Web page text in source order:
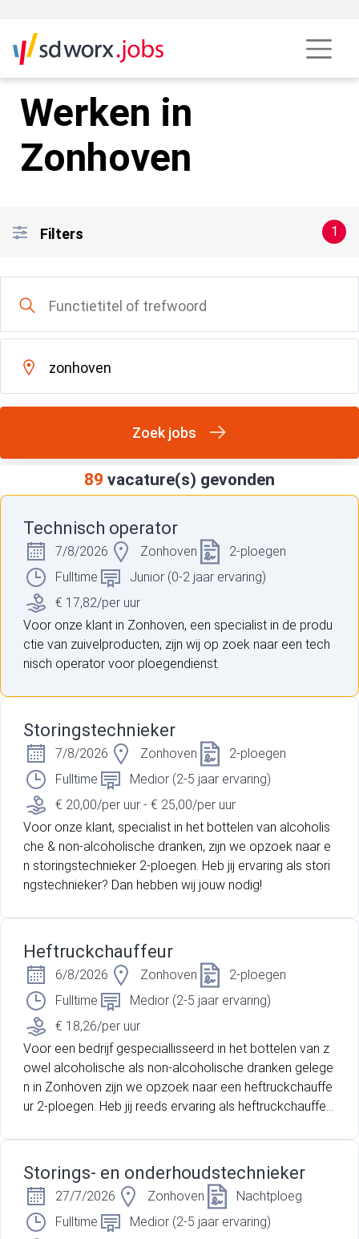
Werken in
Zonhoven
Filters 1
Zoek jobs
89 vacature(s) gevonden
Technisch operator
7/8/2026 Zonhoven
2-ploegen
Fulltime
Junior (0-2 jaar ervaring)
€ 17,82/per uur
Voor onze klant in Zonhoven, een specialist in de produ
ctie van zuivelproducten, zijn wij op zoek naar een tech
nisch operator voor ploegendienst.
Storingstechnieker
7/8/2026 Zonhoven
2-ploegen
Fulltime
Medior (2-5 jaar ervaring)
€ 20,00/per uur - € 25,00/per uur
Voor onze klant, specialist in het bottelen van alcoholis
che & non-alcoholische dranken, zijn we opzoek naar e
n storingstechnieker 2-ploegen. Heb jij ervaring als stori
ngstechnieker? Dan hebben wij jouw nodig!
Heftruckchauffeur
6/8/2026 Zonhoven
2-ploegen
Fulltime
Medior (2-5 jaar ervaring)
€ 18,26/per uur
Voor een bedrijf gespeciallisseerd in het bottelen van z
owel alcoholische als non-alcoholische dranken gelege
n in Zonhoven zijn we opzoek naar een heftruckchauffe
ur 2-ploegen. Heb jij reeds ervaring als heftruckchauffeu
dan zeker verder!
Storings- en onderhoudstechnieker
27/7/2026 Zonhoven
Nachtploeg
Fulltime
Medior (2-5 jaar ervaring)